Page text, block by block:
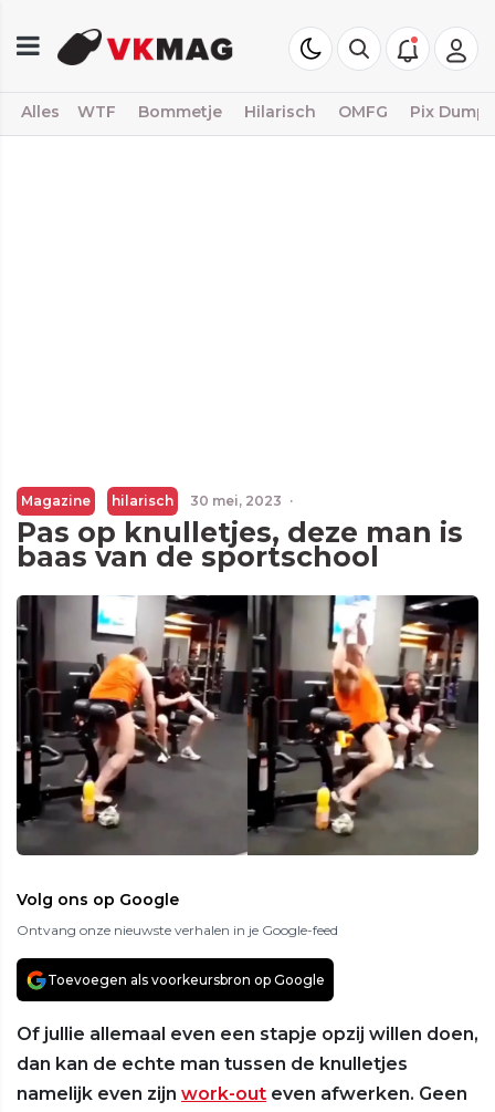
Alles WTF Bommetje Hilarisch OMFG Pix Dump
Magazine hilarisch 30 mei, 2023 ·
Pas op knulletjes, deze man is
baas van de sportschool
Volg ons op Google
Ontvang onze nieuwste verhalen in je Google-feed
Toevoegen als voorkeursbron op Google
Of jullie allemaal even een stapje opzij willen doen,
dan kan de echte man tussen de knulletjes
namelijk even zijn work-out even afwerken. Geen